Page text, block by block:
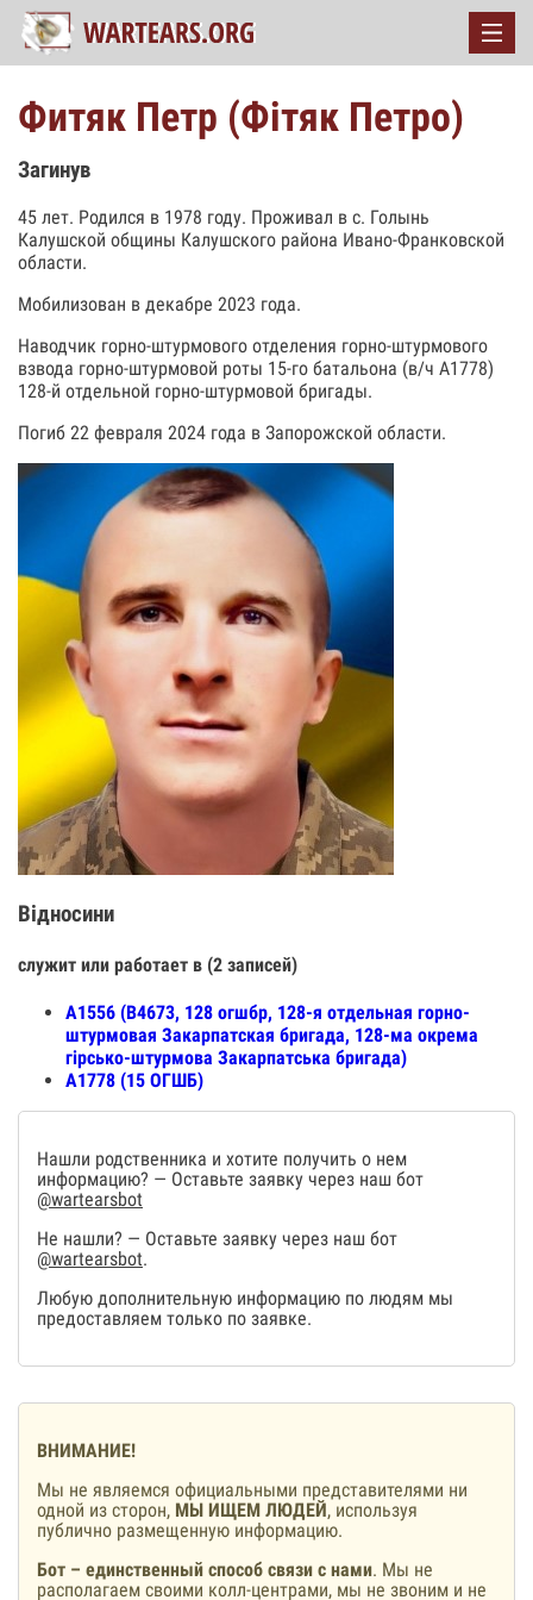
Фитяк Петр (Фітяк Петро)
Загинув
45 лет. Родился в 1978 году. Проживал в с. Голынь
Калушской общины Калушского района Ивано-Франковской
области.
Мобилизован в декабре 2023 года.
Наводчик горно-штурмового отделения горно-штурмового
взвода горно-штурмовой роты 15-го батальона (в/ч А1778)
128-й отдельной горно-штурмовой бригады.
Погиб 22 февраля 2024 года в Запорожской области.
Відносини
служит или работает в (2 записей)
А1556 (В4673, 128 огшбр, 128-я отдельная горно-
штурмовая Закарпатская бригада, 128-ма окрема
гірсько-штурмова Закарпатська бригада)
А1778 (15 ОГШБ)
Нашли родственника и хотите получить о нем
информацию? — Оставьте заявку через наш бот
@wartearsbot
Не нашли? — Оставьте заявку через наш бот
@wartearsbot.
Любую дополнительную информацию по людям мы
предоставляем только по заявке.
ВНИМАНИЕ!
Мы не являемся официальными представителями ни
одной из сторон, МЫ ИЩЕМ ЛЮДЕЙ, используя
публично размещенную информацию.
Бот – единственный способ связи с нами. Мы не
располагаем своими колл-центрами, мы не звоним и не